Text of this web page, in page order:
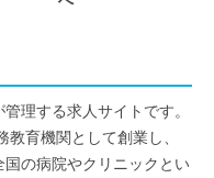
理する求人サイトです。
育機関として創業し、
の病院やクリニックとい